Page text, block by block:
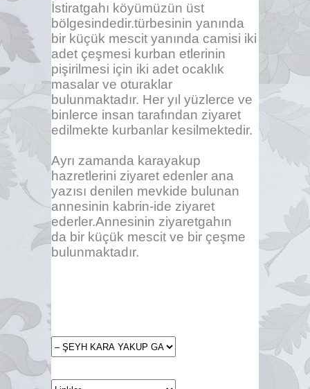
İstiratgahı köyümüzün üst
bölgesindedir.türbesinin yanında
bir küçük mescit yanında camisi iki
adet çeşmesi kurban etlerinin
pişirilmesi için iki adet ocaklık
masalar ve oturaklar
bulunmaktadır. Her yıl yüzlerce ve
binlerce insan tarafından ziyaret
edilmekte kurbanlar kesilmektedir.
Ayrı zamanda karayakup
hazretlerini ziyaret edenler ana
yazısı denilen mevkide bulunan
annesinin kabrin-ide ziyaret
ederler.Annesinin ziyaretgahın
da bir küçük mescit ve bir çeşme
bulunmaktadır.